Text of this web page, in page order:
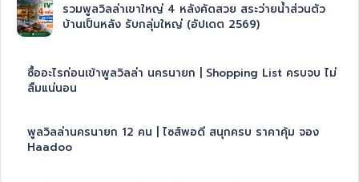
รวมพูลวิลล่าเขาใหญ่ 4 หลังคัดสวย สระว่ายน้ำส่วนตัว
บ้านเป็นหลัง รับกลุ่มใหญ่ (อัปเดต 2569)
ซื้ออะไรก่อนเข้าพูลวิลล่า นครนายก | Shopping List ครบจบ ไม่
ลืมแน่นอน
พูลวิลล่านครนายก 12 คน | ไซส์พอดี สนุกครบ ราคาคุ้ม จอง
Haadoo